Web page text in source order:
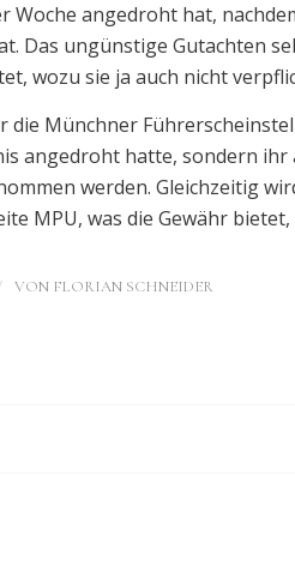
Woche angedroht hat,
Das ungünstige Gutachten
wozu sie ja auch nicht
die Münchner
angedroht hatte, sondern
werden. Gleichzeitig
MPU, was die Gewähr
VON FLORIAN SCHNEIDER